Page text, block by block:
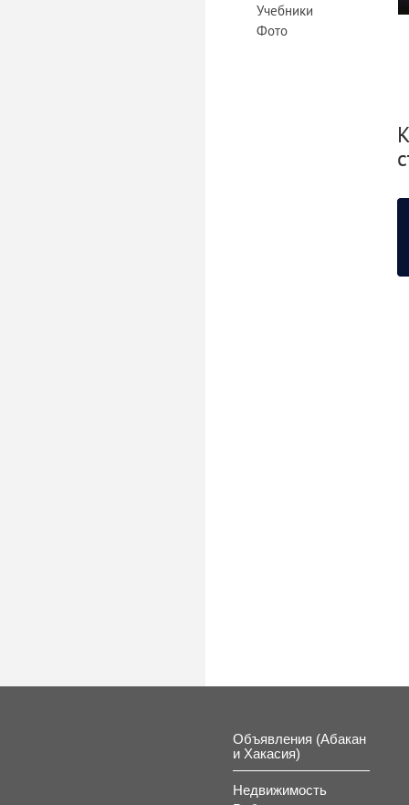
Учебники
Фото
Объявления (Абакан
и Хакасия)
Недвижимость